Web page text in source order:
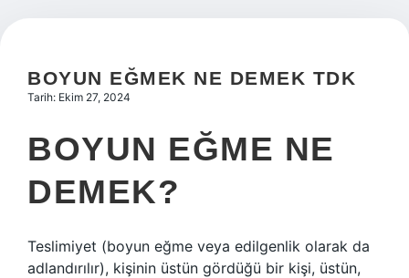
Hakkımızda
BOYUN EĞMEK NE DEMEK TDK
Tarih: Ekim 27, 2024
BOYUN EĞME NE
DEMEK?
Teslimiyet (boyun eğme veya edilgenlik olarak da
adlandırılır), kişinin üstün gördüğü bir kişi, üstün,